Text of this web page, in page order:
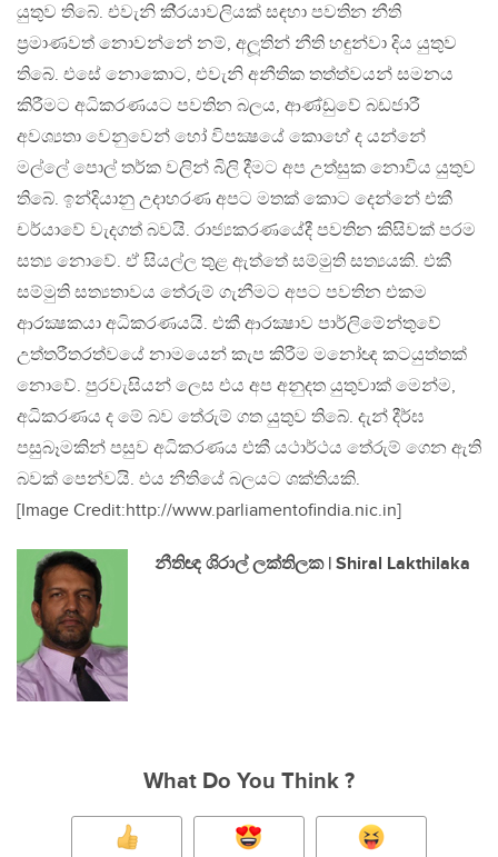
යුතුව තිබේ. එවැනි කි‍්‍රයාවලියක් සඳහා පවතින නීති
ප‍්‍රමාණවත් නොවන්නේ නම්, අලූතින් නීති හඳුන්වා දිය යුතුව
තිබේ. එසේ නොකොට, එවැනි අනීතික තත්ත්වයන් සමනය
කිරීමට අධිකරණයට පවතින බලය, ආණ්ඩුවේ බඩජාරී
අවශ්‍යතා වෙනුවෙන් හෝ විපක්‍ෂයේ කොහේ ද යන්නේ
මල්ලේ පොල් තර්ක වලින් බිලි දීමට අප උත්සුක නොවිය යුතුව
තිබේ. ඉන්දියානු උදාහරණ අපට මතක් කොට දෙන්නේ එකී
චර්යාවේ වැදගත් බවයි. රාජ්‍යකරණයේදී පවතින කිසිවක් පරම
සත්‍ය නොවේ. ඒ සියල්ල තුළ ඇත්තේ සම්මුති සත්‍යයකි. එකී
සම්මුති සත්‍යතාවය තේරුම් ගැනීමට අපට පවතින එකම
ආරක්‍ෂකයා අධිකරණයයි. එකී ආරක්‍ෂාව පාර්ලිමේන්තුවේ
උත්තරීතරත්වයේ නාමයෙන් කැප කිරීම මනෝඥ කටයුත්තක්
නොවේ. පුරවැසියන් ලෙස එය අප අනුදත යුතුවාක් මෙන්ම,
අධිකරණය ද මේ බව තේරුම් ගත යුතුව තිබේ. දැන් දීර්ඝ
පසුබෑමකින් පසුව අධිකරණය එකී යථාර්ථය තේරුම් ගෙන ඇති
බවක් පෙන්වයි. එය නීතියේ බලයට ශක්තියකි.
[Image Credit:http://www.parliamentofindia.nic.in]
නීතිඥ ශිරාල් ලක්තිලක | Shiral Lakthilaka
What Do You Think ?